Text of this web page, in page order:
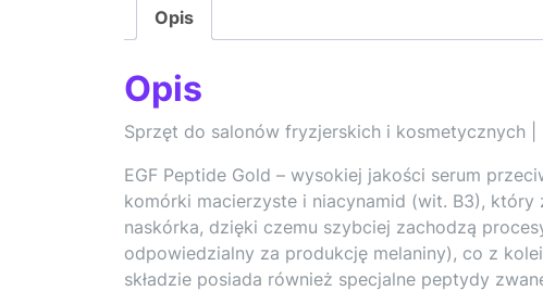
Opis
Opis
Sprzęt do salonów fryzjerskich i kosmetycznych |
EGF Peptide Gold – wysokiej jakości serum
komórki macierzyste i niacynamid (wit. B3),
naskórka, dzięki czemu szybciej zachodzą
odpowiedzialny za produkcję melaniny), co z
składzie posiada również specjalne peptydy